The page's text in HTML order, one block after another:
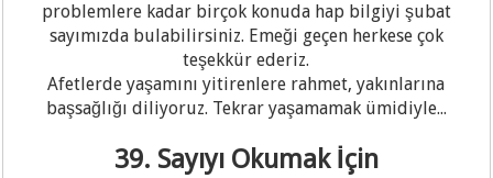
problemlere kadar birçok konuda hap bilgiyi şubat
sayımızda bulabilirsiniz. Emeği geçen herkese çok
teşekkür ederiz.
Afetlerde yaşamını yitirenlere rahmet, yakınlarına
başsağlığı diliyoruz. Tekrar yaşamamak ümidiyle...
39. Sayıyı Okumak İçin